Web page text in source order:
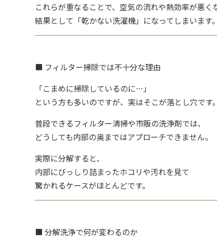
これらが重なることで、空気の流れや熱効率が悪く
結果として「乾かない洗濯機」になってしまいます。
■ フィルター掃除では不十分な理由
「こまめに掃除しているのに…」
という方も多いのですが、実はそこが落とし穴です。
普段できるフィルター清掃や市販の洗浄剤では、
どうしても内部の奥まではアプローチできません。
実際に分解すると、
内部にびっしり詰まったホコリや汚れを見て
驚かれるケースがほとんどです。
■ 分解洗浄で何が変わるのか